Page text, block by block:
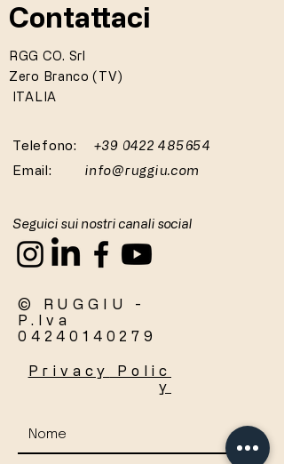
Contattaci
RGG CO. Srl
Zero Branco (TV)
ITALIA
Telefono:
+39 0422 485654
Email: info@ruggiu.com
Seguici sui nostri canali social
© RUGGIU -
P.Iva
04240140279
Privacy
Polic
y